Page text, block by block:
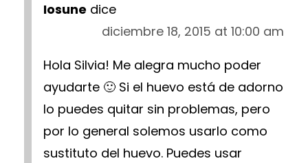
Iosune dice
diciembre 18, 2015 at 10:00 am
Hola Silvia! Me alegra mucho poder
ayudarte 🙂 Si el huevo está de adorno
lo puedes quitar sin problemas, pero
por lo general solemos usarlo como
sustituto del huevo. Puedes usar